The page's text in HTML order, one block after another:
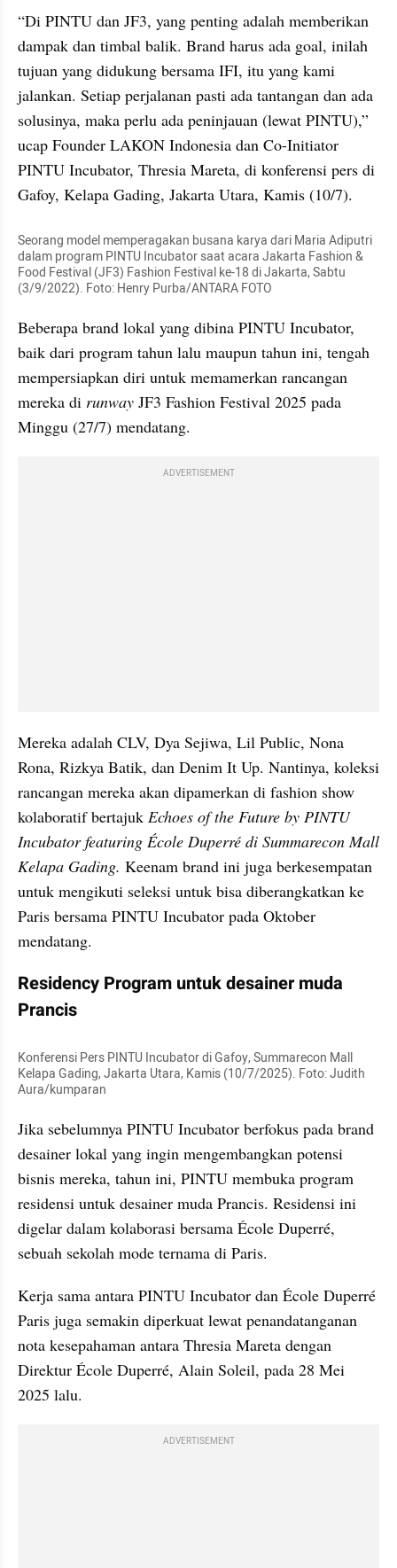
“Di PINTU dan JF3, yang penting adalah memberikan
dampak dan timbal balik. Brand harus ada goal, inilah
tujuan yang didukung bersama IFI, itu yang kami
jalankan. Setiap perjalanan pasti ada tantangan dan ada
solusinya, maka perlu ada peninjauan (lewat PINTU),”
ucap Founder LAKON Indonesia dan Co-Initiator
PINTU Incubator, Thresia Mareta, di konferensi pers di
Gafoy, Kelapa Gading, Jakarta Utara, Kamis (10/7).
Seorang model memperagakan busana karya dari Maria Adiputri
dalam program PINTU Incubator saat acara Jakarta Fashion &
Food Festival (JF3) Fashion Festival ke-18 di Jakarta, Sabtu
(3/9/2022). Foto: Henry Purba/ANTARA FOTO
Beberapa brand lokal yang dibina PINTU Incubator,
baik dari program tahun lalu maupun tahun ini, tengah
mempersiapkan diri untuk memamerkan rancangan
mereka di runway JF3 Fashion Festival 2025 pada
Minggu (27/7) mendatang.
ADVERTISEMENT
Mereka adalah CLV, Dya Sejiwa, Lil Public, Nona
Rona, Rizkya Batik, dan Denim It Up. Nantinya, koleksi
rancangan mereka akan dipamerkan di fashion show
kolaboratif bertajuk Echoes of the Future by PINTU
Incubator featuring École Duperré di Summarecon Mall
Kelapa Gading. Keenam brand ini juga berkesempatan
untuk mengikuti seleksi untuk bisa diberangkatkan ke
Paris bersama PINTU Incubator pada Oktober
mendatang.
Residency Program untuk desainer muda
Prancis
Konferensi Pers PINTU Incubator di Gafoy, Summarecon Mall
Kelapa Gading, Jakarta Utara, Kamis (10/7/2025). Foto: Judith
Aura/kumparan
Jika sebelumnya PINTU Incubator berfokus pada brand
desainer lokal yang ingin mengembangkan potensi
bisnis mereka, tahun ini, PINTU membuka program
residensi untuk desainer muda Prancis. Residensi ini
digelar dalam kolaborasi bersama École Duperré,
sebuah sekolah mode ternama di Paris.
Kerja sama antara PINTU Incubator dan École Duperré
Paris juga semakin diperkuat lewat penandatanganan
nota kesepahaman antara Thresia Mareta dengan
Direktur École Duperré, Alain Soleil, pada 28 Mei
2025 lalu.
ADVERTISEMENT